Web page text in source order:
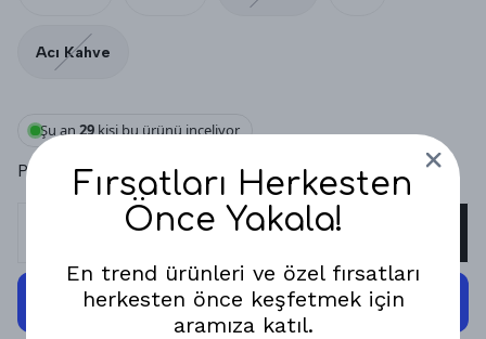
Acı Kahve
Şu an29kişi bu ürünü inceliyor
Paylaş
SEPETE EKLE
Fırsatları Herkesten
Önce Yakala!
En trend ürünleri ve özel fırsatları
herkesten önce keşfetmek için
aramıza katıl.